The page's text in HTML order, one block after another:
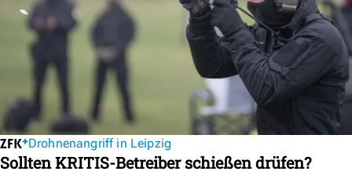
Drohnenangriff in Leipzig
Sollten KRITIS-Betreiber schießen drüfen?